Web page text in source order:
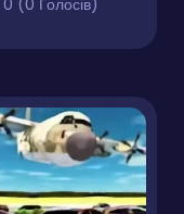
0 (0 Голосів)